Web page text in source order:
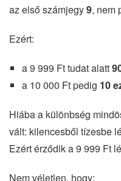
az első számjegy9, nem
Ezért:
a 9 999 Ft tudat alatt
a 10 000 Ft pedig 10
Hiába a különbség
vált: kilencesből tízesbe
Ezért érződik a 9 999 Ft
Nem véletlen, hogy: